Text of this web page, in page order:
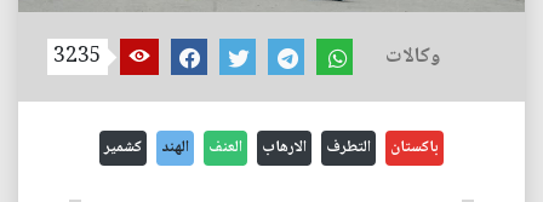
وكالات 3235
باكستان التطرف الارهاب العنف الهند كشمير